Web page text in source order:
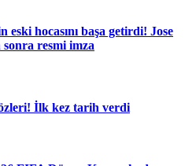
hocasını başa getirdi! Jose
resmi imza
İlk kez tarih verdi